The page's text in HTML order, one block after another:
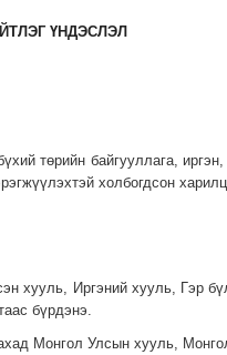
ҮНДЭСЛЭЛ
төрийн байгууллага,
холбогдсон
хууль, Иргэний хууль, Гэр
бүрдэнэ.
Монгол Улсын хууль,